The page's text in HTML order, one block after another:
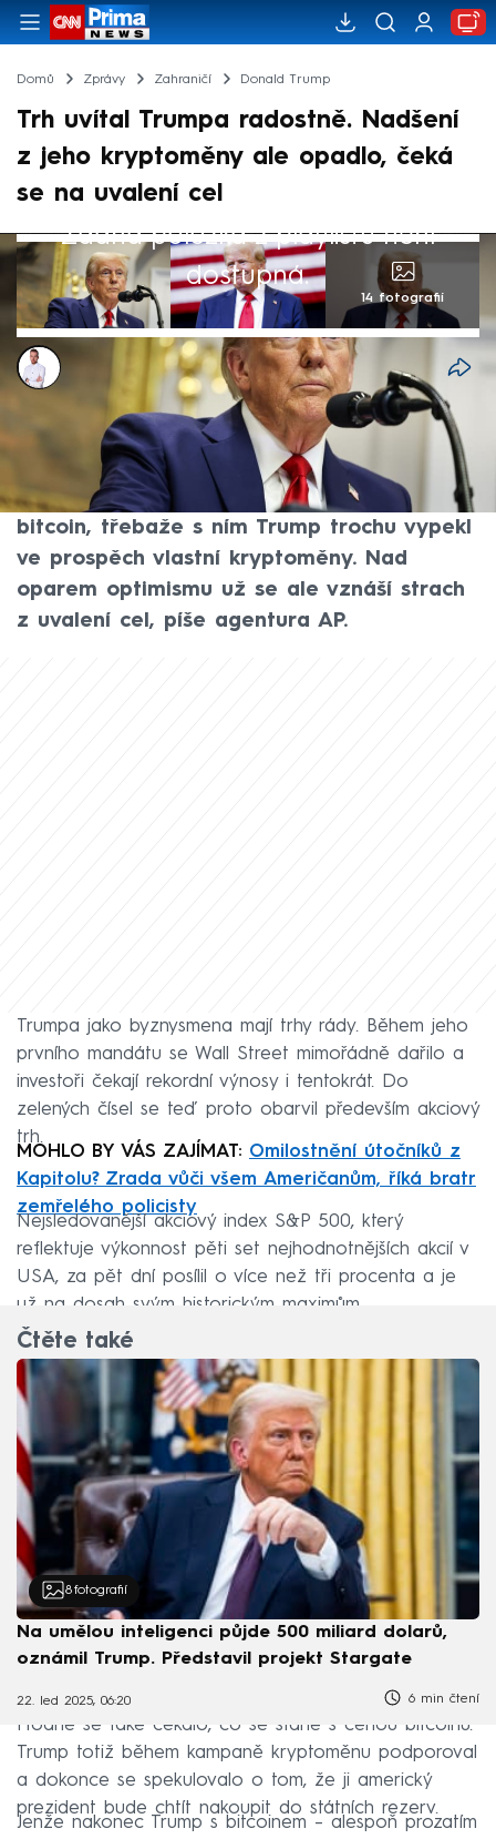
Domů Zprávy Zahraničí Donald Trump
Trh uvítal Trumpa radostně. Nadšení
z jeho kryptoměny ale opadlo, čeká
se na uvalení cel
Žádná položka z playlistu není
dostupná.
14 fotografií
Filip Kalčák
22. led 2025, 22:23
Americký akciový trh návratem téměř ke
svým maximům oslavil příchod Donalda
Trumpa do Bílého domu. Průběžně roste i
bitcoin, třebaže s ním Trump trochu vypekl
ve prospěch vlastní kryptoměny. Nad
oparem optimismu už se ale vznáší strach
z uvalení cel, píše agentura AP.
Trumpa jako byznysmena mají trhy rády. Během jeho
prvního mandátu se Wall Street mimořádně dařilo a
investoři čekají rekordní výnosy i tentokrát. Do
zelených čísel se teď proto obarvil především akciový
trh.
MOHLO BY VÁS ZAJÍMAT: Omilostnění útočníků z
Kapitolu? Zrada vůči všem Američanům, říká bratr
zemřelého policisty
Nejsledovanější akciový index S&P 500, který
reflektuje výkonnost pěti set nejhodnotnějších akcií v
USA, za pět dní posílil o více než tři procenta a je
už na dosah svým historickým maximům.
Čtěte také
8 fotografií
Na umělou inteligenci půjde 500 miliard dolarů,
oznámil Trump. Představil projekt Stargate
22. led 2025, 06:20 6 min čtení
Hodně se také čekalo, co se stane s cenou bitcoinu.
Trump totiž během kampaně kryptoměnu podporoval
a dokonce se spekulovalo o tom, že ji americký
prezident bude chtít nakoupit do státních rezerv.
Jenže nakonec Trump s bitcoinem – alespoň prozatím